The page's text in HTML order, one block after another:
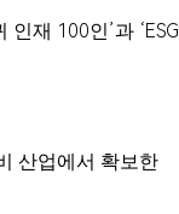
재 100인’과 ‘ESG
산업에서 확보한